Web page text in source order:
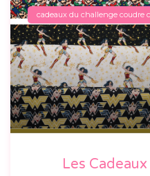
cadeaux du challenge coudre
Les